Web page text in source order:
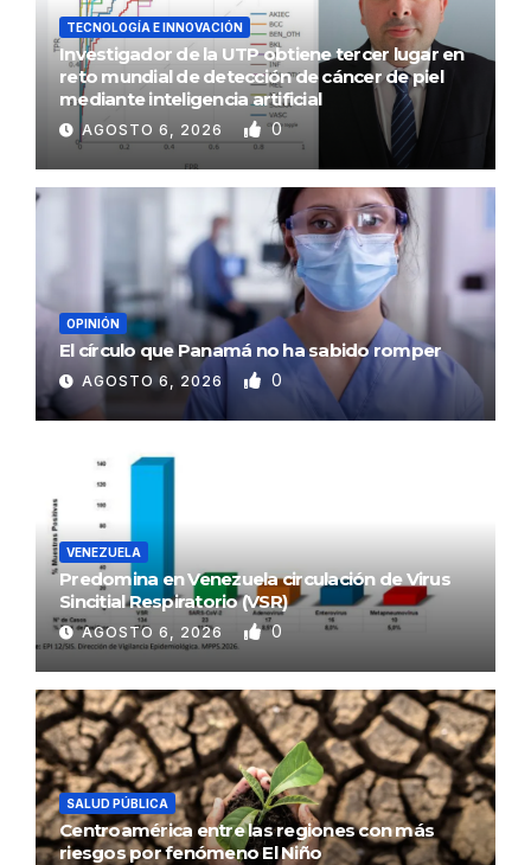
TECNOLOGÍA E INNOVACIÓN
Investigador de la UTP obtiene tercer lugar en
reto mundial de detección de cáncer de piel
mediante inteligencia artificial
AGOSTO 6, 2026 0
OPINIÓN
El círculo que Panamá no ha sabido romper
AGOSTO 6, 2026 0
VENEZUELA
Predomina en Venezuela circulación de Virus
Sincitial Respiratorio (VSR)
AGOSTO 6, 2026 0
SALUD PÚBLICA
Centroamérica entre las regiones con más
riesgos por fenómeno El Niño